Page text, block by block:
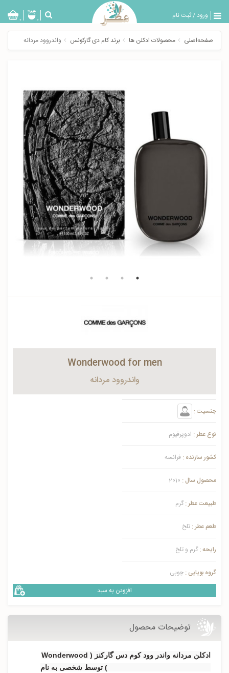
ورود/ثبت نام
بازگشت
0 0
صفحه‌اصلی محصولات ادکلن ها برند کام دی گارکونس واندروود مردانه
Wonderwood for men
واندروود مردانه
جنسیت :
نوع عطر : ادوپرفیوم
کشور سازنده : فرانسه
محصول سال : 2010
طبیعت عطر : گرم
طعم عطر : تلخ
رایحه : گرم و تلخ
گروه بویایی : چوبی
افزودن به سبد
توضیحات محصول
دکلن مردانه واندر وود کوم دس گارکنز ( Wonderwood
Comme des Garcons for men ) توسط شخصی به نام